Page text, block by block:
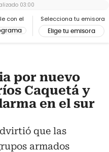
con el Selecciona tu emisora
Elige tu emisora
03:00
por nuevo
Caquetá y
en el sur
que las
armados